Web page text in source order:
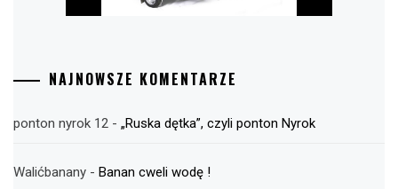
NAJNOWSZE KOMENTARZE
ponton nyrok 12 - „Ruska dętka”, czyli ponton Nyrok
Walićbanany - Banan cweli wodę !